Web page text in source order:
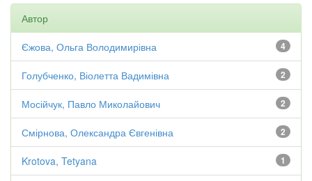
Автор
4
Єжова, Ольга Володимирівна
2
Голубченко, Віолетта Вадимівна
2
Мосійчук, Павло Миколайович
2
Смірнова, Олександра Євгенівна
1
Krotova, Tetyana